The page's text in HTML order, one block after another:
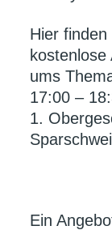
Hier
ums
17:00 –
1.
Ein